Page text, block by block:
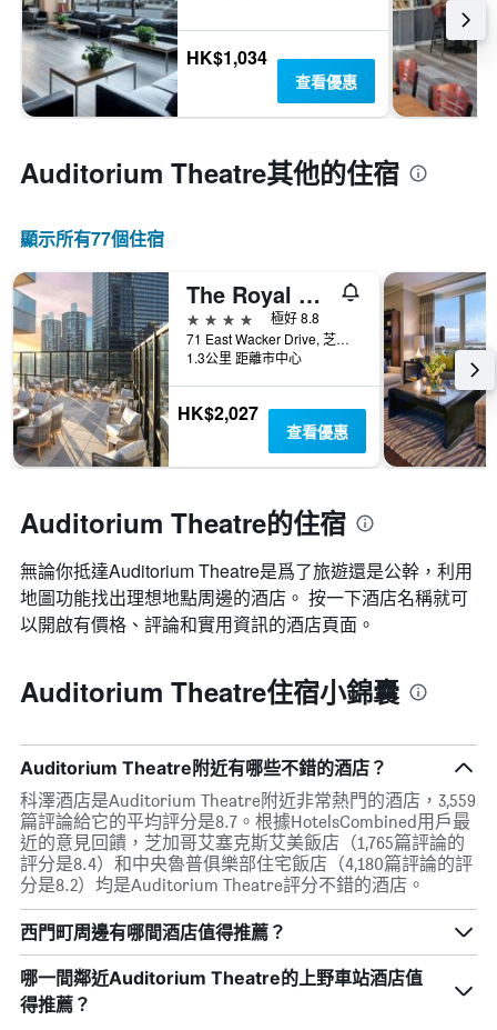
HK$1,034
查看優惠
Auditorium Theatre​其他的住宿
顯示所有77​個住宿
The Royal Sonesta Chicago Downtown
4星級
極好 8.8
71 East Wacker Drive, 芝加哥, IL, 美國
1.3公里 距離市中心
HK$2,027
查看優惠
Auditorium Theatre的住宿
無論你抵達Auditorium Theatre​是爲了旅遊還是公幹，利用
地圖功能找出理想地點周邊的酒店。 按一下酒店名稱就可
以開啟有價格、評論和實用資訊的酒店頁面。
Auditorium Theatre住宿小錦囊
Auditorium Theatre附近有哪些不錯的酒店？
科澤酒店是Auditorium Theatre附近非常熱門的酒店，3,559
篇評論給它的平均評分是8.7。根據HotelsCombined用戶最
近的意見回饋，芝加哥艾塞克斯艾美飯店（1,765篇評論的
評分是8.4）和中央魯普俱樂部住宅飯店（4,180篇評論的評
分是8.2）均是Auditorium Theatre評分不錯的酒店。
西門町周邊有哪間酒店值得推薦？
哪一間鄰近Auditorium Theatre的上野車站酒店值
得推薦？